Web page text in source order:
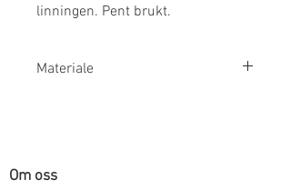
linningen. Pent brukt.
Materiale
Om oss